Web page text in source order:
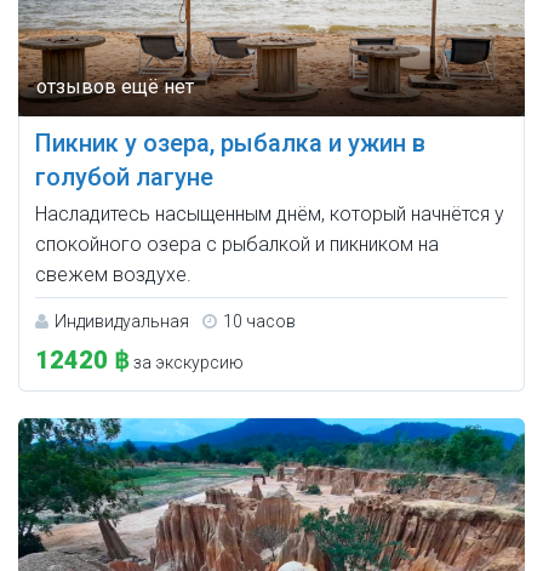
Пикник у озера, рыбалка и ужин в
голубой лагуне
Насладитесь насыщенным днём, который начнётся у
спокойного озера с рыбалкой и пикником на
свежем воздухе.
Индивидуальная 10 часов
12420 ฿за экскурсию